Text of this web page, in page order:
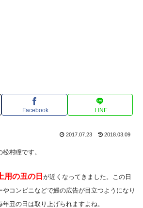
Facebook LINE
2017.07.23 2018.03.09
村瞳です。
用の丑の日 が近くなってきました。この日
コンビニなどで鰻の広告が目立つようになり
丑の日は取り上げられますよね。